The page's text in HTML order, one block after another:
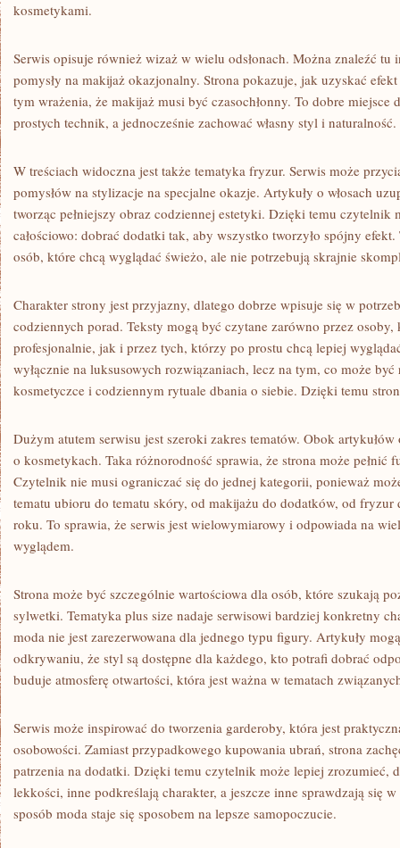
kosmetykami.
Serwis opisuje również wizaż w wielu odsłonach. Można znaleźć tu
pomysły na makijaż okazjonalny. Strona pokazuje, jak uzyskać
tym wrażenia, że makijaż musi być czasochłonny. To dobre miejsce
prostych technik, a jednocześnie zachować własny styl i naturalność.
W treściach widoczna jest także tematyka fryzur. Serwis może
pomysłów na stylizacje na specjalne okazje. Artykuły o włosach
tworząc pełniejszy obraz codziennej estetyki. Dzięki temu czytelnik
całościowo: dobrać dodatki tak, aby wszystko tworzyło spójny
osób, które chcą wyglądać świeżo, ale nie potrzebują skrajnie
Charakter strony jest przyjazny, dlatego dobrze wpisuje się w
codziennych porad. Teksty mogą być czytane zarówno przez osoby,
profesjonalnie, jak i przez tych, którzy po prostu chcą lepiej
wyłącznie na luksusowych rozwiązaniach, lecz na tym, co może
kosmetyczce i codziennym rytuale dbania o siebie. Dzięki temu
Dużym atutem serwisu jest szeroki zakres tematów. Obok
o kosmetykach. Taka różnorodność sprawia, że strona może pełnić
Czytelnik nie musi ograniczać się do jednej kategorii, ponieważ
tematu ubioru do tematu skóry, od makijażu do dodatków, od
roku. To sprawia, że serwis jest wielowymiarowy i odpowiada na
wyglądem.
Strona może być szczególnie wartościowa dla osób, które szukają
sylwetki. Tematyka plus size nadaje serwisowi bardziej konkretny
moda nie jest zarezerwowana dla jednego typu figury. Artykuły
odkrywaniu, że styl są dostępne dla każdego, kto potrafi dobrać
buduje atmosferę otwartości, która jest ważna w tematach
Serwis może inspirować do tworzenia garderoby, która jest
osobowości. Zamiast przypadkowego kupowania ubrań, strona
patrzenia na dodatki. Dzięki temu czytelnik może lepiej zrozumieć,
lekkości, inne podkreślają charakter, a jeszcze inne sprawdzają się
sposób moda staje się sposobem na lepsze samopoczucie.